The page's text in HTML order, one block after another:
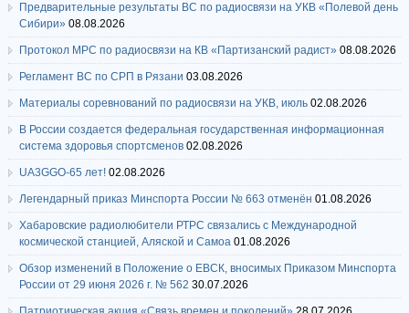
Предварительные результаты ВС по радиосвязи на УКВ «Полевой день
Сибири» 08.08.2026
Протокол МРС по радиосвязи на КВ «Партизанский радист» 08.08.2026
Регламент ВС по СРП в Рязани 03.08.2026
Материалы соревнований по радиосвязи на УКВ, июль 02.08.2026
В России создается федеральная государственная информационная
система здоровья спортсменов 02.08.2026
UA3GGO-65 лет! 02.08.2026
Легендарный приказ Минспорта России № 663 отменён 01.08.2026
Хабаровские радиолюбители РТРС связались с Международной
космической станцией, Аляской и Самоа 01.08.2026
Обзор изменений в Положение о ЕВСК, вносимых Приказом Минспорта
России от 29 июня 2026 г. № 562 30.07.2026